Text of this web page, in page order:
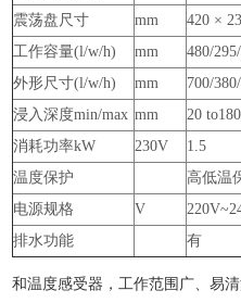
震荡盘尺寸
mm 420 ×
工作容量(l/w/h) mm 480/
外形尺寸(l/w/h)
mm 700/
浸入深度min/max mm 20 to180
消耗功率kW
230V 1.5
温度保护
高低温
电源规格
V
排水功能
有
和温度感受器，工作范围广、易